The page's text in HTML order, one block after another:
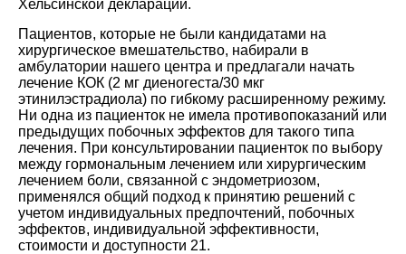
Хельсинской декларации.
Пациентов, которые не были кандидатами на
хирургическое вмешательство, набирали в
амбулатории нашего центра и предлагали начать
лечение КОК (2 мг диеногеста/30 мкг
этинилэстрадиола) по гибкому расширенному режиму.
Ни одна из пациенток не имела противопоказаний или
предыдущих побочных эффектов для такого типа
лечения. При консультировании пациенток по выбору
между гормональным лечением или хирургическим
лечением боли, связанной с эндометриозом,
применялся общий подход к принятию решений с
учетом индивидуальных предпочтений, побочных
эффектов, индивидуальной эффективности,
стоимости и доступности 21.